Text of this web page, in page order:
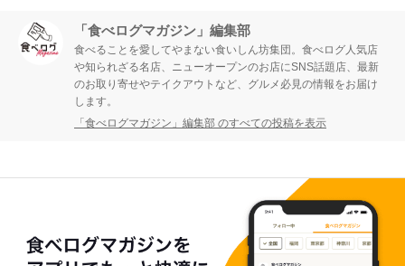
「食べログマガジン」編集部
食べることを愛してやまない食いしん坊集団。食べログ人気店
や知られざる名店、ニューオープンのお店にSNS話題店、最新
のお取り寄せやテイクアウトなど、グルメ必見の情報をお届け
します。
「食べログマガジン」編集部 のすべての投稿を表示